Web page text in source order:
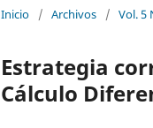
Inicio / Archivos / Vol. 5
Estrategia
Cálculo